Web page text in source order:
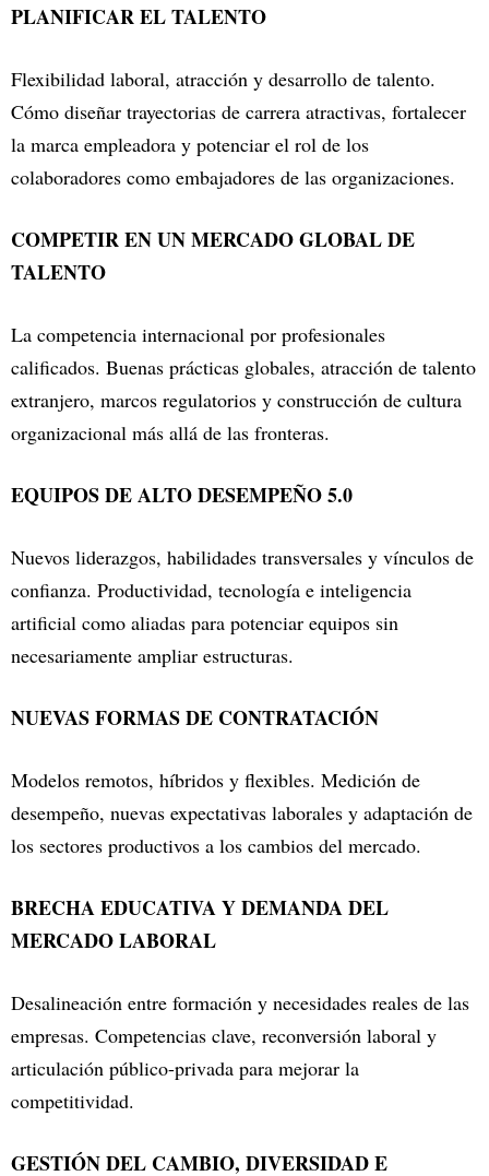
PLANIFICAR EL TALENTO
Flexibilidad laboral, atracción y desarrollo de talento.
Cómo diseñar trayectorias de carrera atractivas, fortalecer
la marca empleadora y potenciar el rol de los
colaboradores como embajadores de las organizaciones.
COMPETIR EN UN MERCADO GLOBAL DE
TALENTO
La competencia internacional por profesionales
calificados. Buenas prácticas globales, atracción de talento
extranjero, marcos regulatorios y construcción de cultura
organizacional más allá de las fronteras.
EQUIPOS DE ALTO DESEMPEÑO 5.0
Nuevos liderazgos, habilidades transversales y vínculos de
confianza. Productividad, tecnología e inteligencia
artificial como aliadas para potenciar equipos sin
necesariamente ampliar estructuras.
NUEVAS FORMAS DE CONTRATACIÓN
Modelos remotos, híbridos y flexibles. Medición de
desempeño, nuevas expectativas laborales y adaptación de
los sectores productivos a los cambios del mercado.
BRECHA EDUCATIVA Y DEMANDA DEL
MERCADO LABORAL
Desalineación entre formación y necesidades reales de las
empresas. Competencias clave, reconversión laboral y
articulación público-privada para mejorar la
competitividad.
GESTIÓN DEL CAMBIO, DIVERSIDAD E